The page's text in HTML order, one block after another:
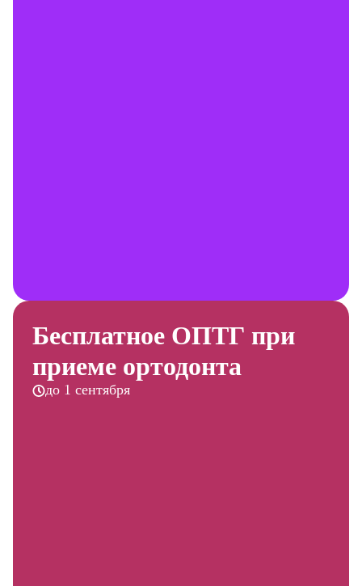
Бесплатное ОПТГ при
приеме ортодонта
до 1 сентября